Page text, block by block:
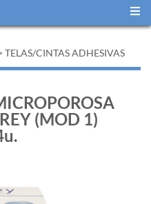
TELAS/CINTAS ADHESIVAS
(MOD 1)